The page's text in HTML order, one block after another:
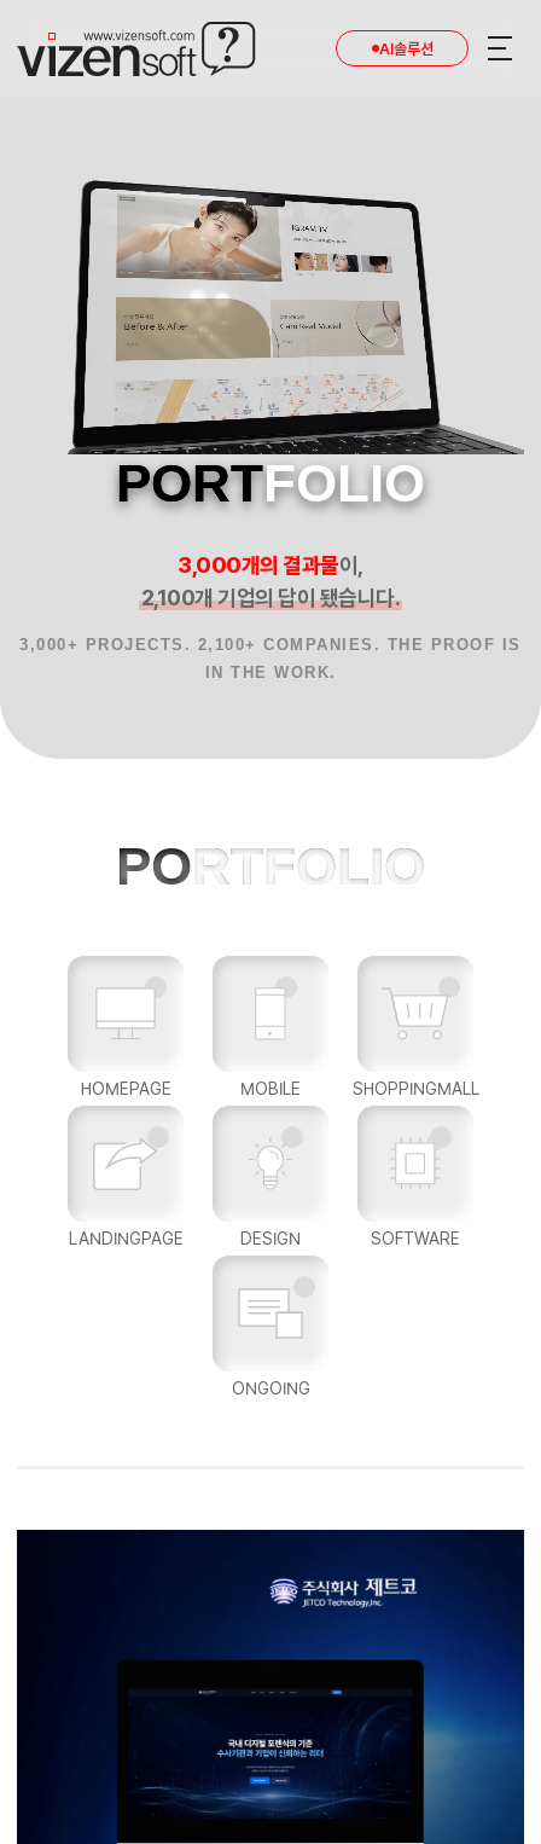
AI솔루션
PORTFOLIO
3,000개의 결과물이,
2,100개 기업의 답이 됐습니다.
3,000+ PROJECTS. 2,100+ COMPANIES. THE PROOF IS
IN THE WORK.
PORTFOLIO
HOMEPAGE MOBILE SHOPPINGMALL
LANDINGPAGE DESIGN SOFTWARE
ONGOING